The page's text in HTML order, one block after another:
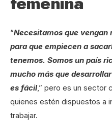
“Necesitamos que vengan
para que empiecen a
tenemos. Somos un país
mucho más que desarrollar
es fácil,” pero es un sector
quienes estén dispuestos a
trabajar.